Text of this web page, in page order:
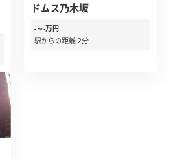
ドムス乃木坂
-～-万円
駅からの距離 2分